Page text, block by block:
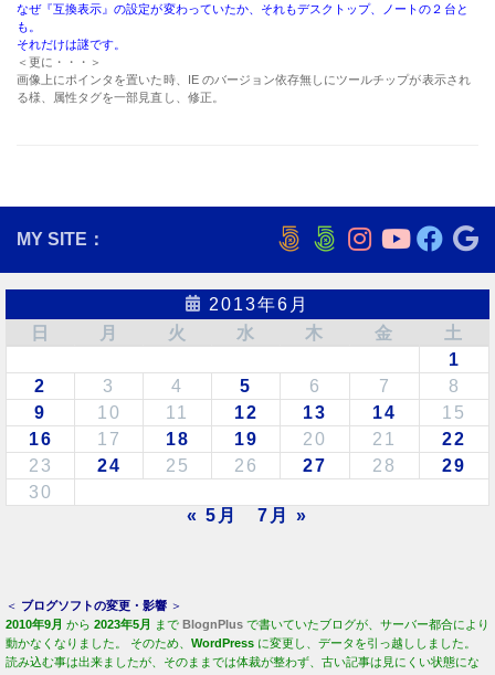
なぜ『互換表示』の設定が変わっていたか、それもデスクトップ、ノートの２台と
も。
それだけは謎です。
＜更に・・・＞
画像上にポインタを置いた時、IE のバージョン依存無しにツールチップが表示され
る様、属性タグを一部見直し、修正。
MY SITE：
2013年6月
日
月 火 水 木 金
土
1
2
3 4 5 6 7
8
9
10 11 12 13 14
15
16
17 18 19 20 21
22
23
24 25 26 27 28
29
30
« 5月
7月 »
＜ ブログソフトの変更・影響 ＞
2010年9月 から 2023年5月 まで BlognPlus で書いていたブログが、サーバー都合により
動かなくなりました。 そのため、 WordPress に変更し、データを引っ越ししました。
読み込む事は出来ましたが、そのままでは体裁が整わず、古い記事は見にくい状態にな